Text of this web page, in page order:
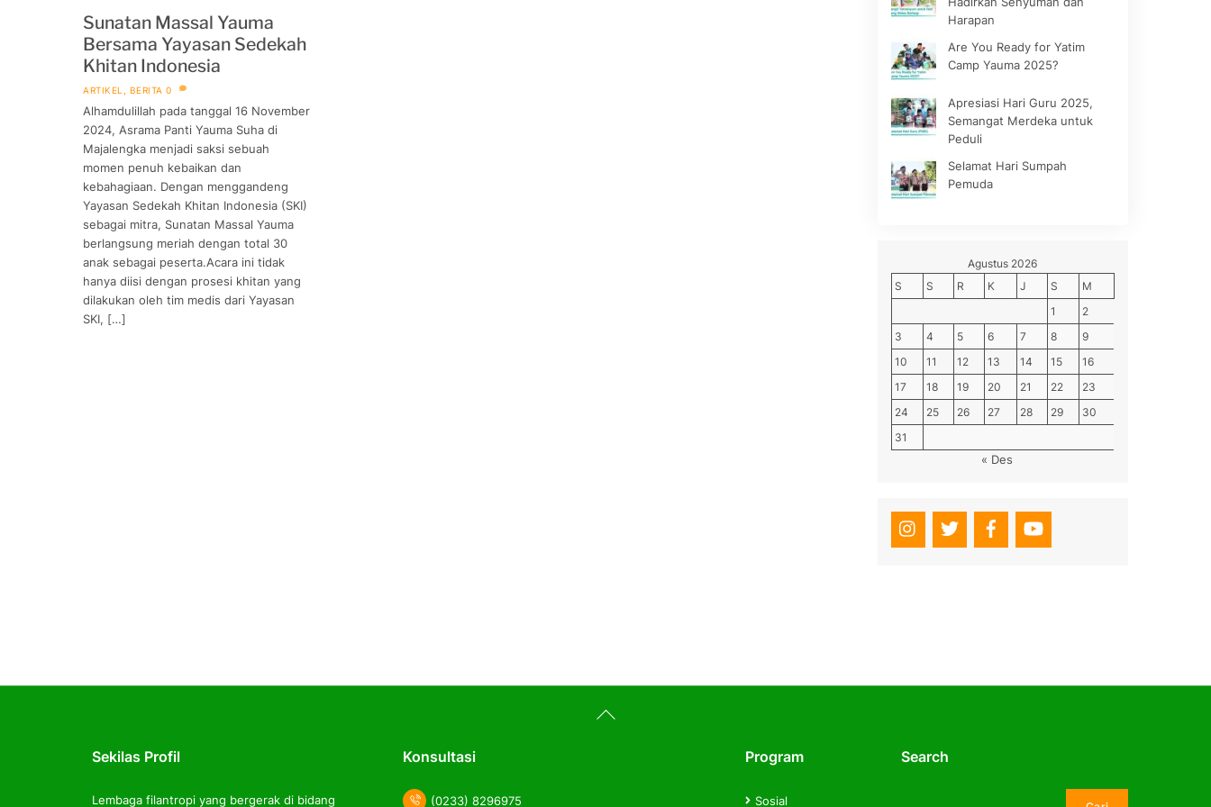
Sunatan Massal Yauma
Bersama Yayasan Sedekah
Khitan Indonesia
ARTIKEL BERITA 0
Alhamdulillah pada tanggal 16 November
2024, Asrama Panti Yauma Suha di
Majalengka menjadi saksi sebuah
momen penuh kebaikan dan
kebahagiaan. Dengan menggandeng
Yayasan Sedekah Khitan Indonesia (SKI)
sebagai mitra, Sunatan Massal Yauma
berlangsung meriah dengan total 30
anak sebagai peserta.Acara ini tidak
hanya diisi dengan prosesi khitan yang
dilakukan oleh tim medis dari Yayasan
SKI, […]
Harapan
Are You Ready for Yatim
Camp Yauma 2025?
Apresiasi Hari Guru 2025,
Semangat Merdeka untuk
Peduli
Selamat Hari Sumpah
Pemuda
Agustus 2026
S
S R K J S
M
1
2
3
4 5 6 7 8
9
10
11 12 13 14 15
16
17
18 19 20 21 22
23
24
25 26 27 28 29
30
31
« Des
Back
To
Sekilas Profil
Lembaga filantropi yang bergerak di bidang
Konsultasi
(0233) 8296975
Program
Sosial
Search